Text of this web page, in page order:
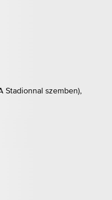
Stadionnal szemben),